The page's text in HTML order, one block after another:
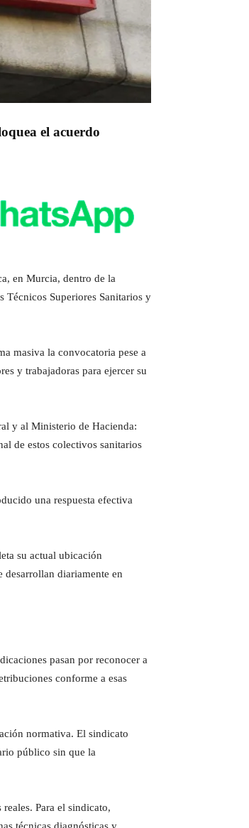
el acuerdo
en Murcia, dentro de la
Superiores Sanitarios y
masiva la convocatoria pese a
y trabajadoras para ejercer su
y al Ministerio de Hacienda:
de estos colectivos sanitarios
una respuesta efectiva
su actual ubicación
diariamente en
pasan por reconocer a
conforme a esas
normativa. El sindicato
público sin que la
Para el sindicato,